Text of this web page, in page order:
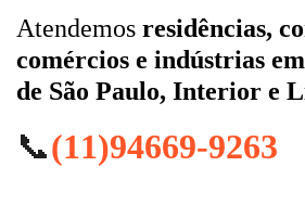
Atendemos residências,
comércios e indústrias
de São Paulo, Interior e
📞(11)94669-9263